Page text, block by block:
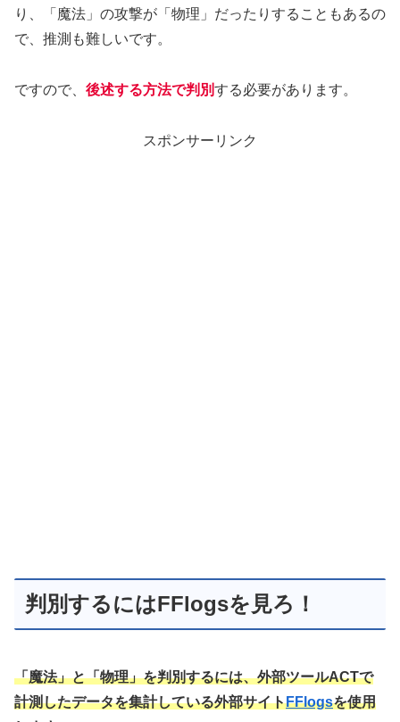
り、「魔法」の攻撃が「物理」だったりすることもあるの
で、推測も難しいです。
ですので、 後述する方法で判別する必要があります。
スポンサーリンク
判別するにはFFlogsを見ろ！
「魔法」と「物理」を判別するには、外部ツールACTで
計測したデータを集計している外部サイトFFlogsを使用